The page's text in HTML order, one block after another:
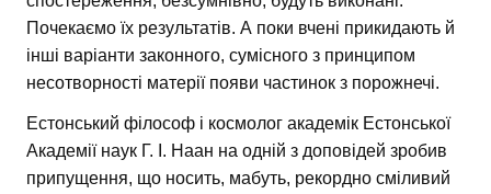
Почекаємо їх результатів. А поки вчені прикидають й
інші варіанти законного, сумісного з принципом
несотворності матерії появи частинок з порожнечі.
Естонський філософ і космолог академік Естонської
Академії наук Г. І. Наан на одній з доповідей зробив
припущення, що носить, мабуть, рекордно сміливий